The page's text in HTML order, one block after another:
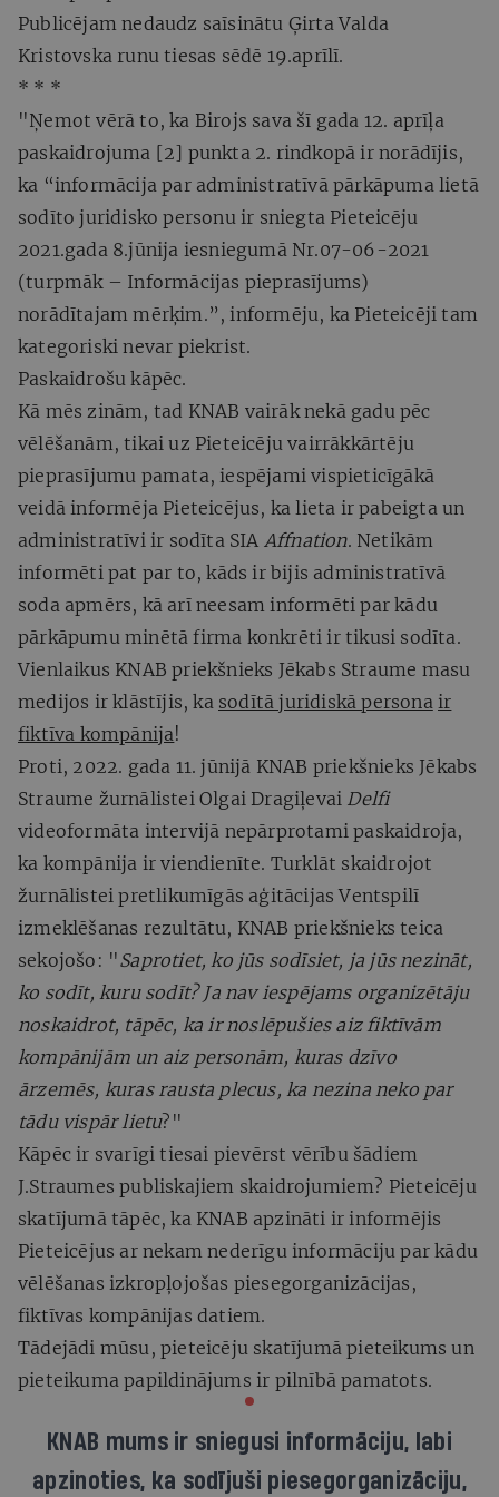
Publicējam nedaudz saīsinātu Ģirta Valda
Kristovska runu tiesas sēdē 19.aprīlī.
* * *
"Ņemot vērā to, ka Birojs sava šī gada 12. aprīļa
paskaidrojuma [2] punkta 2. rindkopā ir norādījis,
ka “informācija par administratīvā pārkāpuma lietā
sodīto juridisko personu ir sniegta Pieteicēju
2021.gada 8.jūnija iesniegumā Nr.07-06-2021
(turpmāk – Informācijas pieprasījums)
norādītajam mērķim.”, informēju, ka Pieteicēji tam
kategoriski nevar piekrist.
Paskaidrošu kāpēc.
Kā mēs zinām, tad KNAB vairāk nekā gadu pēc
vēlēšanām, tikai uz Pieteicēju vairrākkārtēju
pieprasījumu pamata, iespējami vispieticīgākā
veidā informēja Pieteicējus, ka lieta ir pabeigta un
administratīvi ir sodīta SIA Affnation. Netikām
informēti pat par to, kāds ir bijis administratīvā
soda apmērs, kā arī neesam informēti par kādu
pārkāpumu minētā firma konkrēti ir tikusi sodīta.
Vienlaikus KNAB priekšnieks Jēkabs Straume masu
medijos ir klāstījis, ka sodītā juridiskā persona ir
fiktīva kompānija!
Proti, 2022. gada 11. jūnijā KNAB priekšnieks Jēkabs
Straume žurnālistei Olgai Dragiļevai Delfi
videoformāta intervijā nepārprotami paskaidroja,
ka kompānija ir viendienīte. Turklāt skaidrojot
žurnālistei pretlikumīgās aģitācijas Ventspilī
izmeklēšanas rezultātu, KNAB priekšnieks teica
sekojošo: "Saprotiet, ko jūs sodīsiet, ja jūs nezināt,
ko sodīt, kuru sodīt? Ja nav iespējams organizētāju
noskaidrot, tāpēc, ka ir noslēpušies aiz fiktīvām
kompānijām un aiz personām, kuras dzīvo
ārzemēs, kuras rausta plecus, ka nezina neko par
tādu vispār lietu?"
Kāpēc ir svarīgi tiesai pievērst vērību šādiem
J.Straumes publiskajiem skaidrojumiem? Pieteicēju
skatījumā tāpēc, ka KNAB apzināti ir informējis
Pieteicējus ar nekam nederīgu informāciju par kādu
vēlēšanas izkropļojošas piesegorganizācijas,
fiktīvas kompānijas datiem.
Tādejādi mūsu, pieteicēju skatījumā pieteikums un
pieteikuma papildinājums ir pilnībā pamatots.
KNAB mums ir sniegusi informāciju, labi
apzinoties, ka sodījuši piesegorganizāciju,